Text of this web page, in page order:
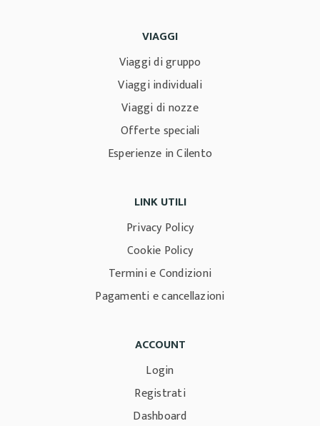
VIAGGI
Viaggi di gruppo
Viaggi individuali
Viaggi di nozze
Offerte speciali
Esperienze in Cilento
LINK UTILI
Privacy Policy
Cookie Policy
Termini e Condizioni
Pagamenti e cancellazioni
ACCOUNT
Login
Registrati
Dashboard